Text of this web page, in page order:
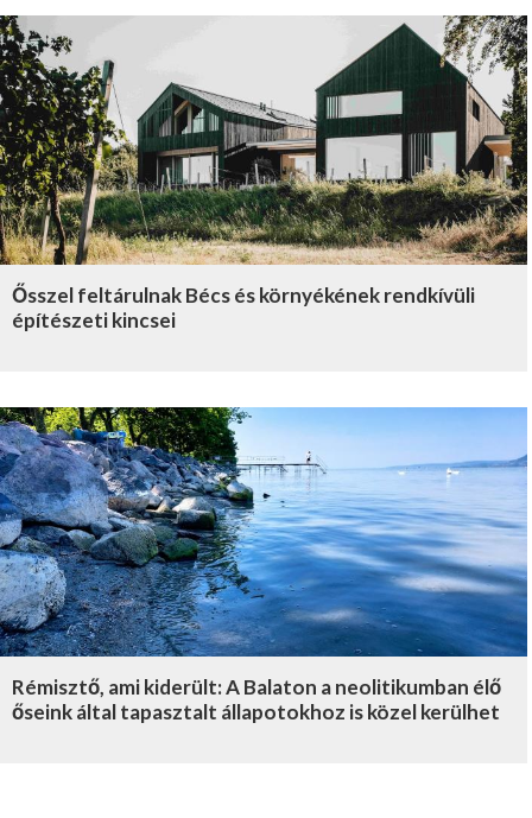
Ősszel feltárulnak Bécs és környékének rendkívüli
építészeti kincsei
Rémisztő, ami kiderült: A Balaton a neolitikumban élő
őseink által tapasztalt állapotokhoz is közel kerülhet